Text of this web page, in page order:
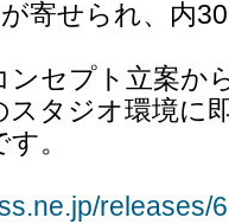
寄せられ、内
セプト立案か
スタジオ環境に
。
releases/